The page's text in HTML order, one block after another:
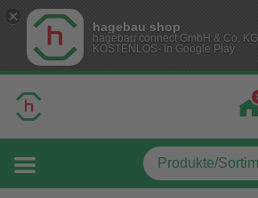
hagebau shop
hagebau connect GmbH & Co. KG
KOSTENLOS- In Google Play